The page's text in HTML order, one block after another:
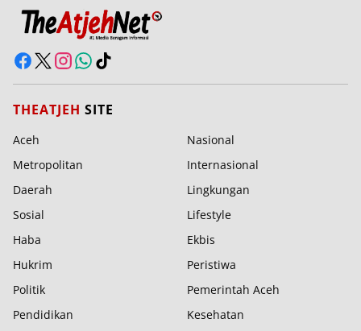
THEATJEH SITE
Aceh
Nasional
Metropolitan
Internasional
Daerah
Lingkungan
Sosial
Lifestyle
Haba
Ekbis
Hukrim
Peristiwa
Politik
Pemerintah Aceh
Pendidikan
Kesehatan